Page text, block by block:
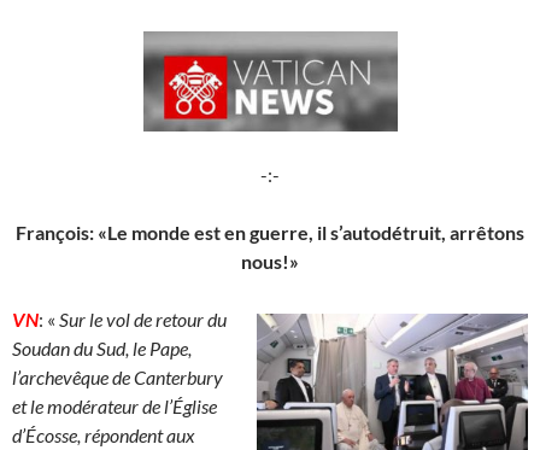
-:-
François: «Le monde est en guerre, il s’autodétruit, arrêtons
nous!»
VN: « Sur le vol de retour du
Soudan du Sud, le Pape,
l’archevêque de Canterbury
et le modérateur de l’Église
d’Écosse, répondent aux